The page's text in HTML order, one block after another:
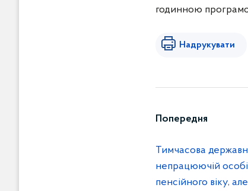
годинною
Надрукувати
Попередня
Тимчасова
непрацюючій
пенсійного віку,